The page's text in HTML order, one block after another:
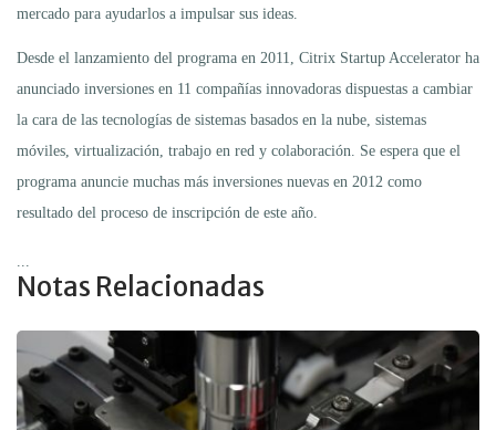
mercado para ayudarlos a impulsar sus ideas.
Desde el lanzamiento del programa en 2011, Citrix Startup Accelerator ha
anunciado inversiones en 11 compañías innovadoras dispuestas a cambiar
la cara de las tecnologías de sistemas basados en la nube, sistemas
móviles, virtualización, trabajo en red y colaboración. Se espera que el
programa anuncie muchas más inversiones nuevas en 2012 como
resultado del proceso de inscripción de este año.
Notas Relacionadas